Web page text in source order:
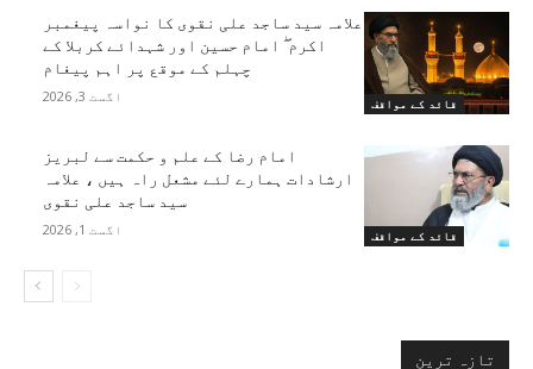
قائد کے مواقف
علامہ سید ساجد علی نقوی کا نواسہ پیغمبر
اکرم ۖ امام حسین اور شہدائے کربلا کے
چہلم کے موقع پر اہم پیغام
اگست 3, 2026
قائد کے مواقف
امام رضا کے علم و حکمت سے لبریز
ارشادات ہمارے لئے مشعل راہ ہیں ، علامہ
سید ساجد علی نقوی
اگست 1, 2026
تازہ ترین